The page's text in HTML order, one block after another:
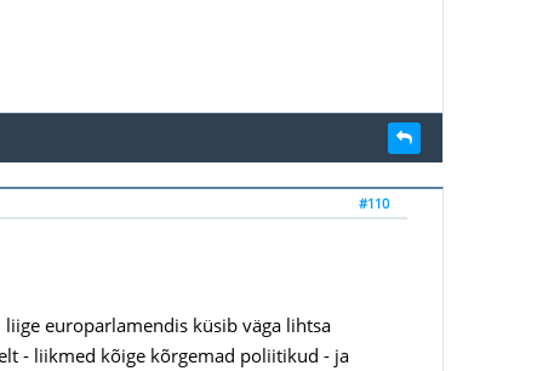
#110
europarlamendis küsib väga lihtsa
- liikmed kõige kõrgemad poliitikud - ja